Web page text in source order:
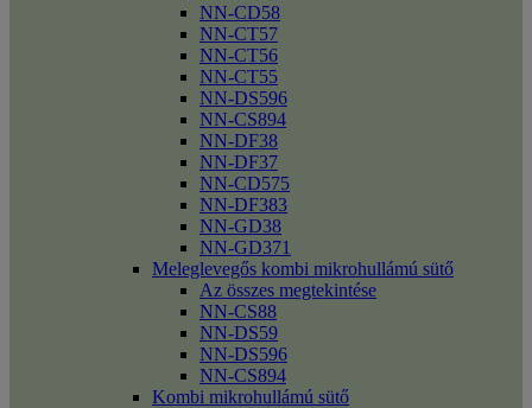
NN-CD58
NN-CT57
NN-CT56
NN-CT55
NN-DS596
NN-CS894
NN-DF38
NN-DF37
NN-CD575
NN-DF383
NN-GD38
NN-GD371
Meleglevegős kombi mikrohullámú sütő
Az összes megtekintése
NN-CS88
NN-DS59
NN-DS596
NN-CS894
Kombi mikrohullámú sütő